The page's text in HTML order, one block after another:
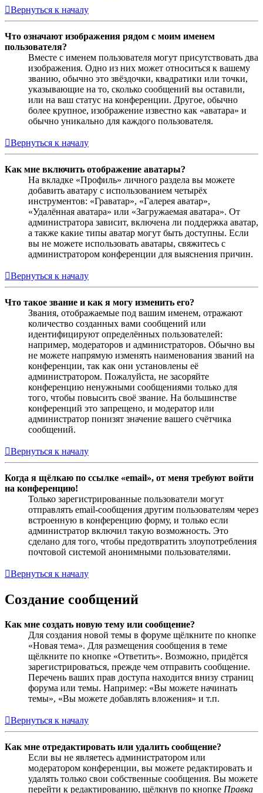
Вернуться к началу
Что означают изображения рядом с моим именем
пользователя?
Вместе с именем пользователя могут присутствовать два
изображения. Одно из них может относиться к вашему
званию, обычно это звёздочки, квадратики или точки,
указывающие на то, сколько сообщений вы оставили,
или на ваш статус на конференции. Другое, обычно
более крупное, изображение известно как «аватара» и
обычно уникально для каждого пользователя.
Вернуться к началу
Как мне включить отображение аватары?
На вкладке «Профиль» личного раздела вы можете
добавить аватару с использованием четырёх
инструментов: «Граватар», «Галерея аватар»,
«Удалённая аватара» или «Загружаемая аватара». От
администратора зависит, включена ли поддержка аватар,
а также какие типы аватар могут быть доступны. Если
вы не можете использовать аватары, свяжитесь с
администратором конференции для выяснения причин.
Вернуться к началу
Что такое звание и как я могу изменить его?
Звания, отображаемые под вашим именем, отражают
количество созданных вами сообщений или
идентифицируют определённых пользователей:
например, модераторов и администраторов. Обычно вы
не можете напрямую изменять наименования званий на
конференции, так как они установлены её
администратором. Пожалуйста, не засоряйте
конференцию ненужными сообщениями только для
того, чтобы повысить своё звание. На большинстве
конференций это запрещено, и модератор или
администратор понизят значение вашего счётчика
сообщений.
Вернуться к началу
Когда я щёлкаю по ссылке «email», от меня требуют войти
на конференцию!
Только зарегистрированные пользователи могут
отправлять email-сообщения другим пользователям через
встроенную в конференцию форму, и только если
администратор включил такую возможность. Это
сделано для того, чтобы предотвратить злоупотребления
почтовой системой анонимными пользователями.
Вернуться к началу
Создание сообщений
Как мне создать новую тему или сообщение?
Для создания новой темы в форуме щёлкните по кнопке
«Новая тема». Для размещения сообщения в теме
щёлкните по кнопке «Ответить». Возможно, придётся
зарегистрироваться, прежде чем отправить сообщение.
Перечень ваших прав доступа находится внизу страниц
форума или темы. Например: «Вы можете начинать
темы», «Вы можете добавлять вложения» и т.п.
Вернуться к началу
Как мне отредактировать или удалить сообщение?
Если вы не являетесь администратором или
модератором конференции, вы можете редактировать и
удалять только свои собственные сообщения. Вы можете
перейти к редактированию, щёлкнув по кнопке Правка